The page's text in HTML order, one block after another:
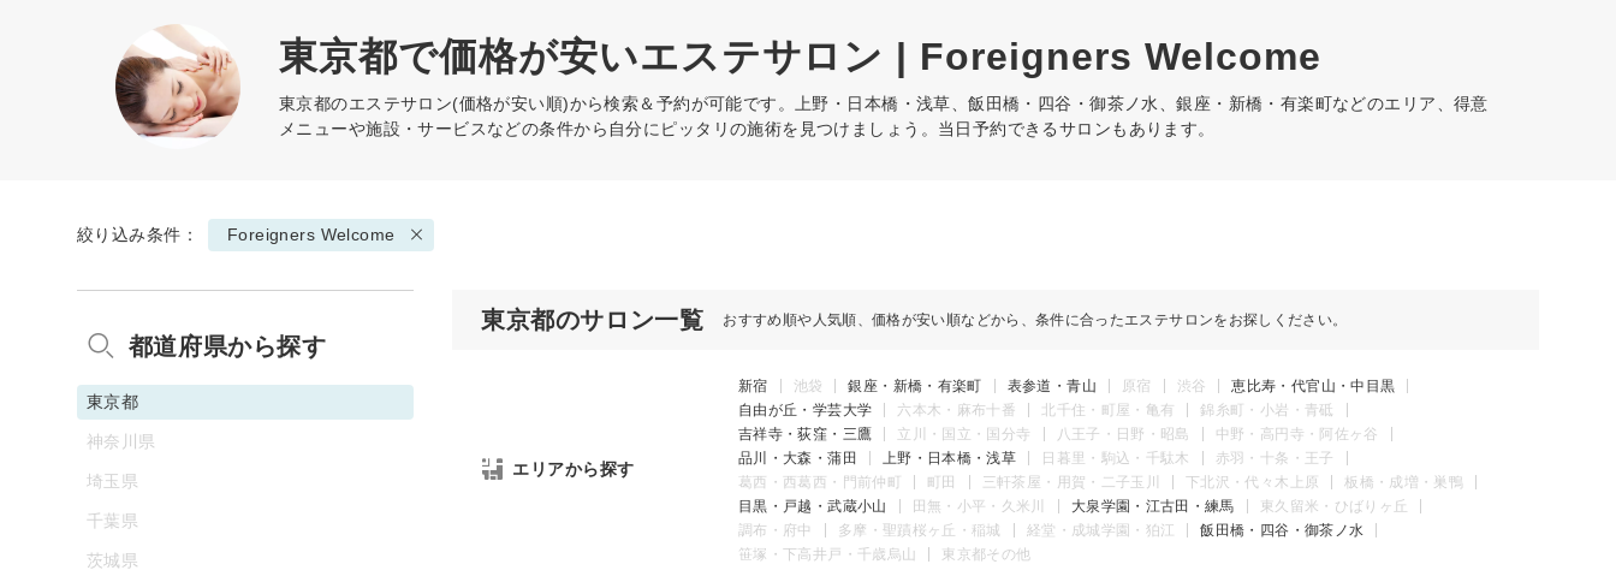
東京都で価格が安いエステサロン | Foreigners Welcome
東京都のエステサロン(価格が安い順)から検索＆予約が可能です。上野・日本橋・浅草、飯田橋・四谷・御茶ノ水、銀座・新橋・有楽町などのエリア、得意
メニューや施設・サービスなどの条件から自分にピッタリの施術を見つけましょう。当日予約できるサロンもあります。
絞り込み条件： Foreigners Welcome
東京都のサロン一覧 おすすめ順や人気順、価格が安い順などから、条件に合ったエステサロンをお探しください。
エリアから探す
新宿 池袋 銀座・新橋・有楽町 表参道・青山 原宿 渋谷
恵比寿・代官山・中目黒
自由が丘・学芸大学
六本木・麻布十番 北千住・町屋・亀有
錦糸町・小岩・青砥
吉祥寺・荻窪・三鷹
立川・国立・国分寺 八王子・日野・昭島
中野・高円寺・阿佐ヶ谷
品川・大森・蒲田
上野・日本橋・浅草 日暮里・駒込・千駄木
赤羽・十条・王子
葛西・西葛西・門前仲町
町田 三軒茶屋・用賀・二子玉川 下北沢・代々木上原
板橋・成増・巣鴨
目黒・戸越・武蔵小山
田無・小平・久米川 大泉学園・江古田・練馬
東久留米・ひばりヶ丘
調布・府中
多摩・聖蹟桜ヶ丘・稲城 経堂・成城学園・狛江
飯田橋・四谷・御茶ノ水
笹塚・下高井戸・千歳烏山
東京都その他
都道府県から探す
東京都
神奈川県
埼玉県
千葉県
茨城県